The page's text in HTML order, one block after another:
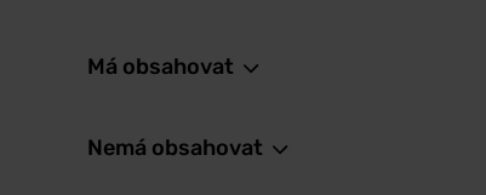
Má obsahovat
Nemá obsahovat